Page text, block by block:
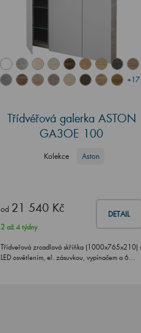
+17
Třídvéřová galerka ASTON
GA3OE 100
Kolekce Aston
od 21 540 Kč DETAIL
2 až 4 týdny
Třídveřová zrcadlová skříňka (1000x765x210)
LED osvětlením, el. zásuvkou, vypínačem a 6…